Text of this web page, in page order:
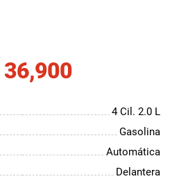
36,900
4 Cil. 2.0 L
Gasolina
Automática
Delantera